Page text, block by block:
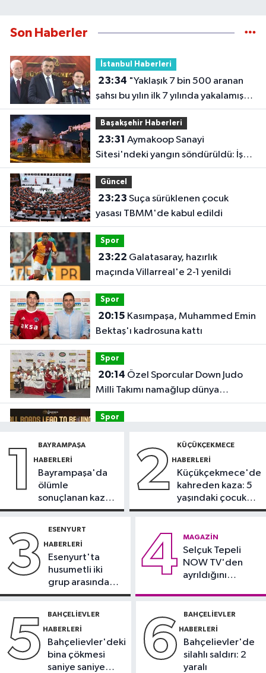
Son Haberler
İstanbul Haberleri
23:34
şahsı bu yılın ilk 7 yılında yakalamış
durumdayız"
Başakşehir Haberleri
23:31
Sitesi'ndeki yangın söndürüldü: İş
yeri kullanılamaz hale geldi
Güncel
23:23
yasası TBMM'de kabul edildi
Spor
23:22
maçında Villarreal'e 2-1 yenildi
Spor
20:15
Bektaş'ı kadrosuna kattı
Spor
20:14
Milli Takımı namağlup dünya
şampiyonu
Spor
2026’da yer alacak takımlar belli
Fatih Haberleri
çeşmeleri birer birer ayağa
Avrupa Şampiyonası'na Riva'da
hazırlanıyor
sırasında 2 bina tahliye edildi
1 BAYRAMPAŞA
HABERLERI
Bayrampaşa'da
ölümle
sonuçlanan kaza:
Sürücü
2 KÜÇÜKÇEKMECE
HABERLERI
Küçükçekmece'de
kahreden kaza: 5
yaşındaki çocuk
yoğun bakımda
3 ESENYURT
HABERLERI
Esenyurt'ta
husumetli iki
grup arasında
silahlı kavga
4 MAGAZIN
Selçuk Tepeli
NOW TV'den
ayrıldığını
5 BAHÇELIEVLER
HABERLERI
Bahçelievler'deki
bina çökmesi
saniye saniye
6 BAHÇELIEVLER
HABERLERI
Bahçelievler'de
silahlı saldırı: 2
yaralı